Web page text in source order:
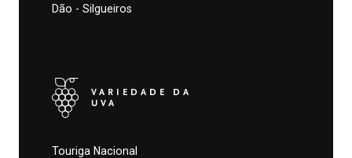
Dão - Silgueiros
VARIEDADE DA
UVA
Touriga Nacional